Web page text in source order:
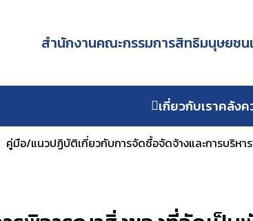
สำนักงานคณะกรรมการสิทธิมนุษยช
เกี่ยวกับเราคลังค
คู่มือ/แนวปฏิบัติเกี่ยวกับการจัดซื้อจัดจ้างและการบริห